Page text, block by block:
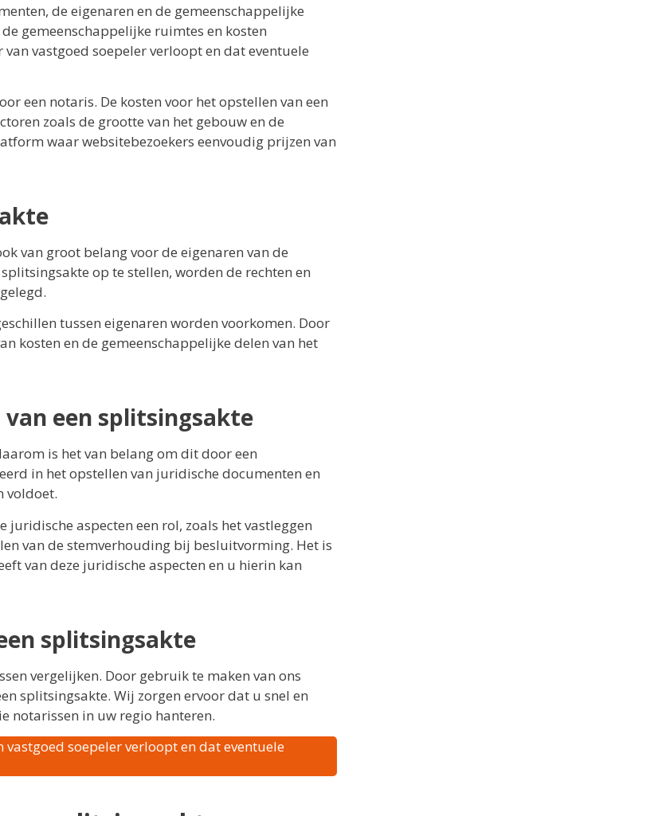
de eigenaren en de gemeenschappelijke
gemeenschappelijke ruimtes en kosten
vastgoed soepeler verloopt en dat eventuele
een notaris. De kosten voor het opstellen van een
zoals de grootte van het gebouw en de
waar websitebezoekers eenvoudig prijzen van
van groot belang voor de eigenaren van de
op te stellen, worden de rechten en
tussen eigenaren worden voorkomen. Door
kosten en de gemeenschappelijke delen van het
een splitsingsakte
is het van belang om dit door een
in het opstellen van juridische documenten en
voldoet.
aspecten een rol, zoals het vastleggen
van de stemverhouding bij besluitvorming. Het is
van deze juridische aspecten en u hierin kan
splitsingsakte
vergelijken. Door gebruik te maken van ons
splitsingsakte. Wij zorgen ervoor dat u snel en
notarissen in uw regio hanteren.
soepeler verloopt en dat eventuele